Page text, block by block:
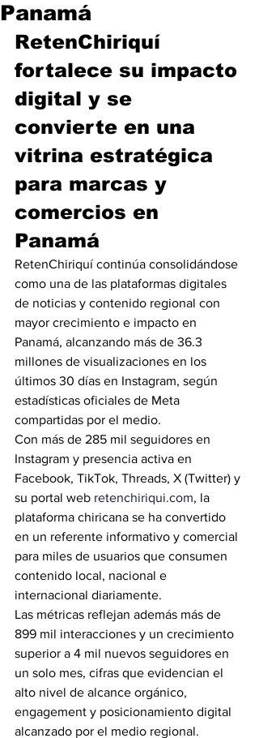
Panamá
RetenChiriquí
fortalece su impacto
digital y se
convierte en una
vitrina estratégica
para marcas y
comercios en
Panamá
RetenChiriquí continúa consolidándose
como una de las plataformas digitales
de noticias y contenido regional con
mayor crecimiento e impacto en
Panamá, alcanzando más de 36.3
millones de visualizaciones en los
últimos 30 días en Instagram, según
estadísticas oficiales de Meta
compartidas por el medio.
Con más de 285 mil seguidores en
Instagram y presencia activa en
Facebook, TikTok, Threads, X (Twitter) y
su portal web retenchiriqui.com, la
plataforma chiricana se ha convertido
en un referente informativo y comercial
para miles de usuarios que consumen
contenido local, nacional e
internacional diariamente.
Las métricas reflejan además más de
899 mil interacciones y un crecimiento
superior a 4 mil nuevos seguidores en
un solo mes, cifras que evidencian el
alto nivel de alcance orgánico,
engagement y posicionamiento digital
alcanzado por el medio regional.